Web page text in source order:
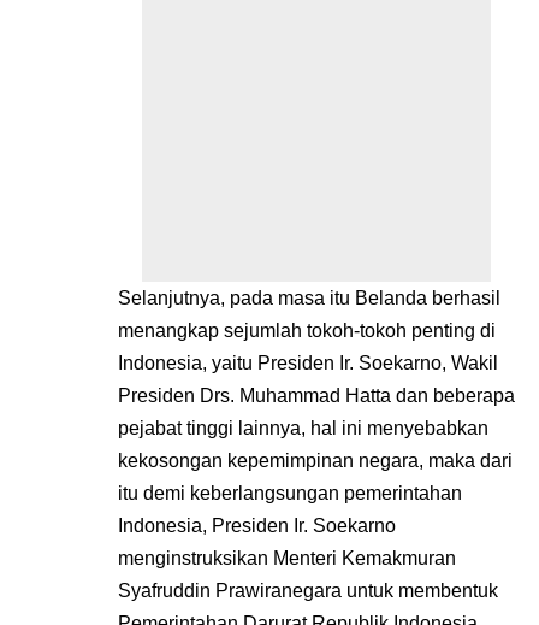
Selanjutnya, pada masa itu Belanda berhasil
menangkap sejumlah tokoh-tokoh penting di
Indonesia, yaitu Presiden Ir. Soekarno, Wakil
Presiden Drs. Muhammad Hatta dan beberapa
pejabat tinggi lainnya, hal ini menyebabkan
kekosongan kepemimpinan negara, maka dari
itu demi keberlangsungan pemerintahan
Indonesia, Presiden Ir. Soekarno
menginstruksikan Menteri Kemakmuran
Syafruddin Prawiranegara untuk membentuk